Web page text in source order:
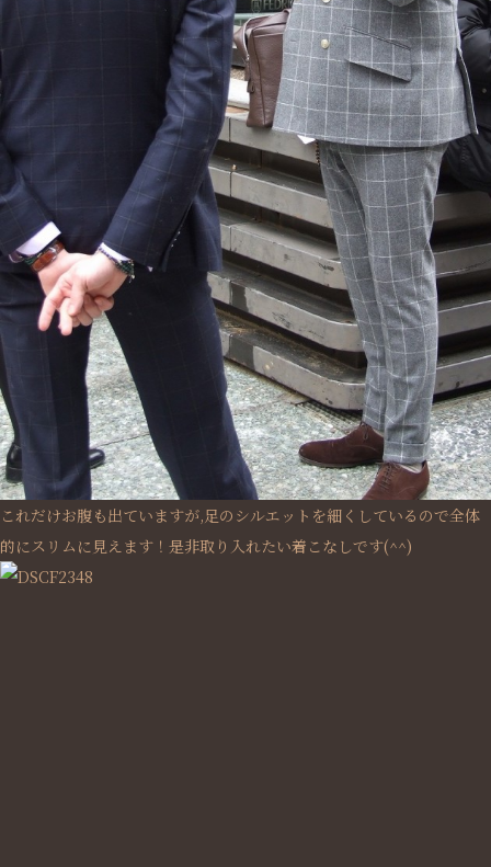
これだけお腹も出ていますが,足のシルエットを細くしているので全体
的にスリムに見えます！是非取り入れたい着こなしです(^^)